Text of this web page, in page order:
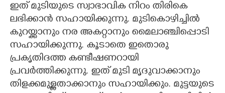
ഇത് മുടിയുടെ സ്വാഭാവിക നിറം തിരികെ
ലഭിക്കാൻ സഹായിക്കുന്നു. മുടികൊഴിച്ചിൽ
കുറയ്ക്കാനും നര അകറ്റാനും മെെലാഞ്ചിപ്പൊടി
സഹായിക്കുന്നു. കൂടാതെ ഇതൊരു
പ്രകൃതിദത്ത കണ്ടീഷണറായി
പ്രവർത്തിക്കുന്നു. ഇത് മുടി മൃദുവാക്കാനും
തിളക്കമുള്ളതാക്കാനും സഹായിക്കും. മുട്ടയുടെ